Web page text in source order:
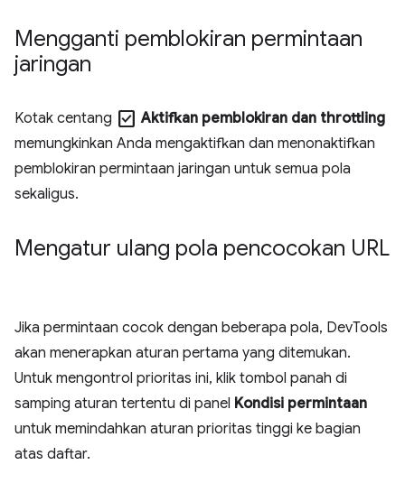
Mengganti pemblokiran permintaan
jaringan
Kotak centang check_box Aktifkan pemblokiran dan throttling
memungkinkan Anda mengaktifkan dan menonaktifkan
pemblokiran permintaan jaringan untuk semua pola
sekaligus.
Mengatur ulang pola pencocokan URL
Jika permintaan cocok dengan beberapa pola, DevTools
akan menerapkan aturan pertama yang ditemukan.
Untuk mengontrol prioritas ini, klik tombol panah di
samping aturan tertentu di panel Kondisi permintaan
untuk memindahkan aturan prioritas tinggi ke bagian
atas daftar.